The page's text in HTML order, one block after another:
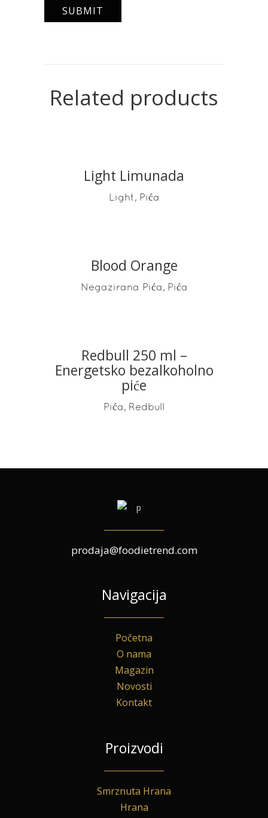
Related products
READ MORE
Light Limunada
Light, Pića
READ MORE
Blood Orange
Negazirana Pića, Pića
READ MORE
Redbull 250 ml –
Energetsko bezalkoholno
piće
Pića, Redbull
prodaja@foodietrend.com
Navigacija
Početna
O nama
Magazin
Novosti
Kontakt
Proizvodi
Smrznuta Hrana
Hrana